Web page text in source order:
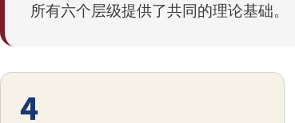
所有六个层级提供了共同的理论基础。
4